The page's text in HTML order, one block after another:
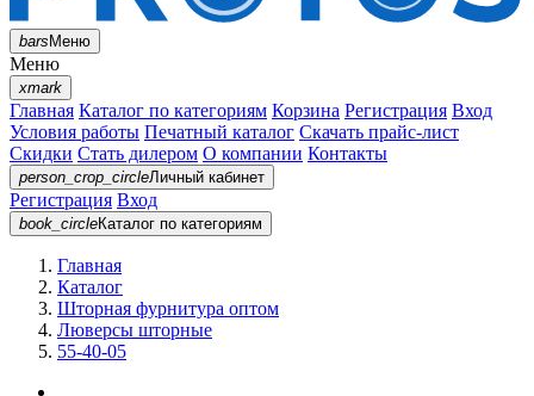
barsМеню
Меню
xmark
Главная Каталог по категориям Корзина Регистрация Вход
Условия работы Печатный каталог Скачать прайс-лист
Скидки Стать дилером О компании Контакты
person_crop_circleЛичный кабинет
Регистрация Вход
book_circleКаталог по категориям
Главная
Каталог
Шторная фурнитура оптом
Люверсы шторные
55-40-05